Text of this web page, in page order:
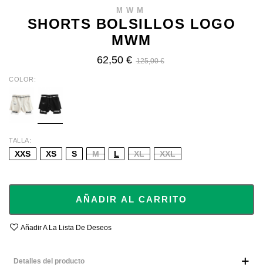
MWM
SHORTS BOLSILLOS LOGO
MWM
62,50 € 125,00 €
COLOR
TALLA
XXS XS S M L XL XXL
AÑADIR AL CARRITO
Añadir A La Lista De Deseos
Detalles del producto